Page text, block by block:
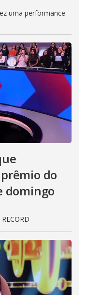
uma performance
do
domingo